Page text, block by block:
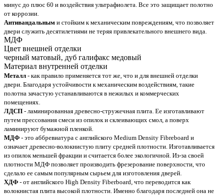
минус до плюс 60 и воздействия ультрафиолета. Все это защищает полотно
от коррозии.
Антивандальным и стойким к механическим повреждениям, что позволяет
двери служить десятилетиями не теряя привлекательного внешнего вида.
МДФ
Цвет внешней отделки
черный матовый, дуб галифакс медовый
Материал внутренней отделки
Металл - как правило применяется тот же, что и для внешней отделки
двери. Благодаря устойчивости к механическим воздействиям, такие
полотна зачастую устанавливаются в нежилых и коммерческих
помещениях.
ЛДСП - ламинированная древесно-стружечная плита. Ее изготавливают
путем прессования смеси из опилок и склеивающих смол, а поверх
ламинируют бумажной пленкой.
МДФ - это аббревиатура с английского Medium Density Fibreboard и
означает древесно-волокнистую плиту средней плотности. Изготавливается
из опилок меньшей фракции и считается более экологичной. Из-за своей
плотности МДФ позволяет производить фрезерование поверхности, что
сделало ее самым популярным сырьем для изготовления дверей.
ХДФ - от английского High Density Fiberboard, что переводится как
волокнистая плита высокой плотности. Именно благодаря последней она не